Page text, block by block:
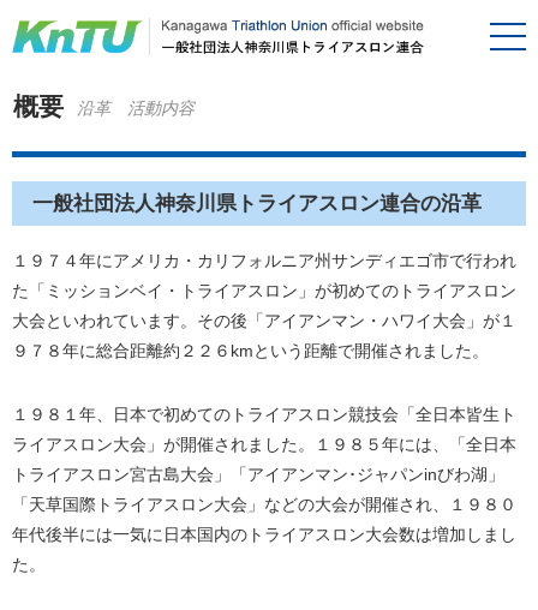
概要 沿革 活動内容
一般社団法人神奈川県トライアスロン連合の沿革
１９７４年にアメリカ・カリフォルニア州サンディエゴ市で行われ
た「ミッションベイ・トライアスロン」が初めてのトライアスロン
大会といわれています。その後「アイアンマン・ハワイ大会」が１
９７８年に総合距離約２２６kmという距離で開催されました。
１９８１年、日本で初めてのトライアスロン競技会「全日本皆生ト
ライアスロン大会」が開催されました。１９８５年には、「全日本
トライアスロン宮古島大会」「アイアンマン･ジャパンinびわ湖」
「天草国際トライアスロン大会」などの大会が開催され、１９８０
年代後半には一気に日本国内のトライアスロン大会数は増加しまし
た。